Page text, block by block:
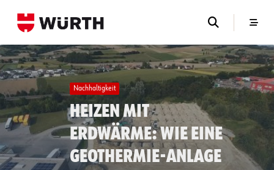
Nachhaltigkeit
Heizen mit
Erdwärme: Wie eine
Geothermie-Anlage